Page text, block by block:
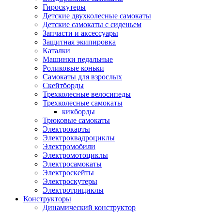
Гироскутеры
Детские двухколесные самокаты
Детские самокаты с сиденьем
Запчасти и аксессуары
Защитная экипировка
Каталки
Машинки педальные
Роликовые коньки
Самокаты для взрослых
Скейтборды
Трехколесные велосипеды
Трехколесные самокаты
кикборды
Трюковые самокаты
Электрокарты
Электроквадроциклы
Электромобили
Электромотоциклы
Электросамокаты
Электроскейты
Электроскутеры
Электротрициклы
Конструкторы
Динамический конструктор